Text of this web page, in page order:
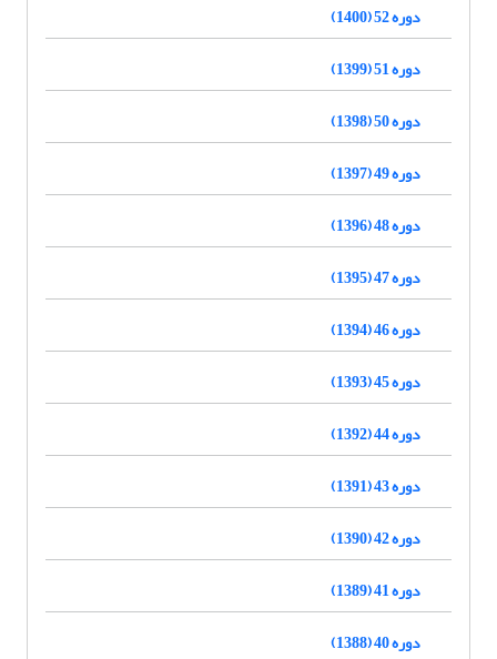
دوره 52 (1400)
دوره 51 (1399)
دوره 50 (1398)
دوره 49 (1397)
دوره 48 (1396)
دوره 47 (1395)
دوره 46 (1394)
دوره 45 (1393)
دوره 44 (1392)
دوره 43 (1391)
دوره 42 (1390)
دوره 41 (1389)
دوره 40 (1388)